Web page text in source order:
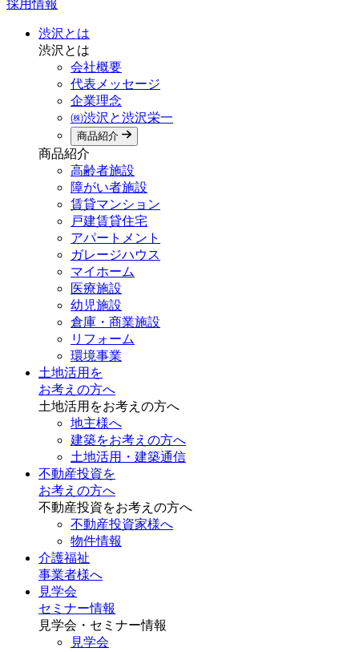
採用情報
渋沢とは
渋沢とは
会社概要
代表メッセージ
企業理念
㈱渋沢と渋沢栄一
商品紹介
商品紹介
高齢者施設
障がい者施設
賃貸マンション
戸建賃貸住宅
アパートメント
ガレージハウス
マイホーム
医療施設
幼児施設
倉庫・商業施設
リフォーム
環境事業
土地活用を
お考えの方へ
土地活用をお考えの方へ
地主様へ
建築をお考えの方へ
土地活用・建築通信
不動産投資を
お考えの方へ
不動産投資をお考えの方へ
不動産投資家様へ
物件情報
介護福祉
事業者様へ
見学会
セミナー情報
見学会・セミナー情報
見学会